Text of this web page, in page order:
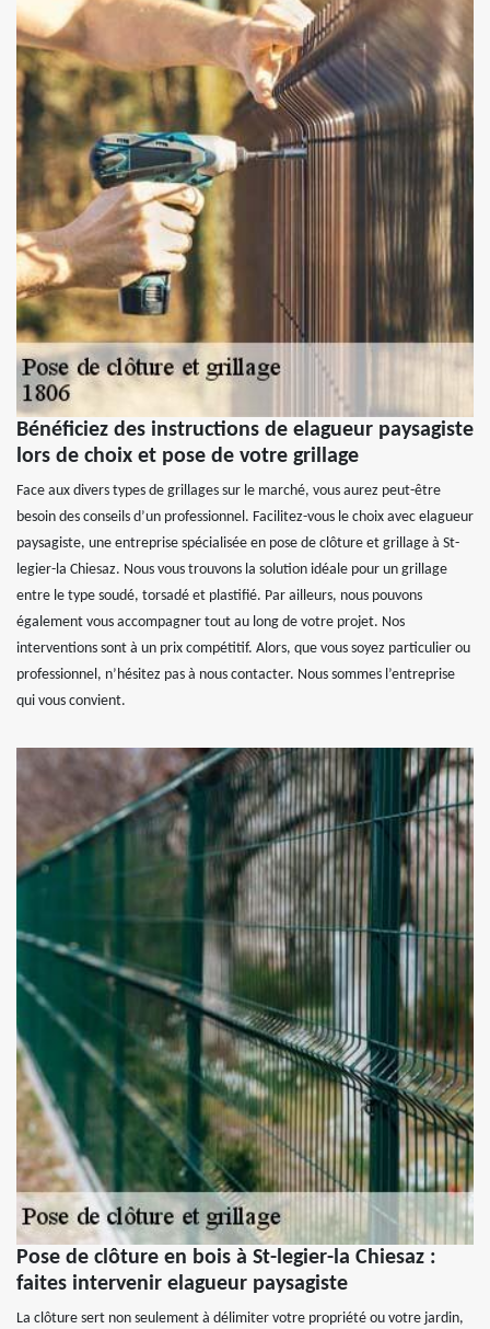
Bénéficiez des instructions de elagueur paysagiste
lors de choix et pose de votre grillage
Face aux divers types de grillages sur le marché, vous aurez peut-être
besoin des conseils d’un professionnel. Facilitez-vous le choix avec elagueur
paysagiste, une entreprise spécialisée en pose de clôture et grillage à St-
legier-la Chiesaz. Nous vous trouvons la solution idéale pour un grillage
entre le type soudé, torsadé et plastifié. Par ailleurs, nous pouvons
également vous accompagner tout au long de votre projet. Nos
interventions sont à un prix compétitif. Alors, que vous soyez particulier ou
professionnel, n’hésitez pas à nous contacter. Nous sommes l’entreprise
qui vous convient.
Pose de clôture en bois à St-legier-la Chiesaz :
faites intervenir elagueur paysagiste
La clôture sert non seulement à délimiter votre propriété ou votre jardin,